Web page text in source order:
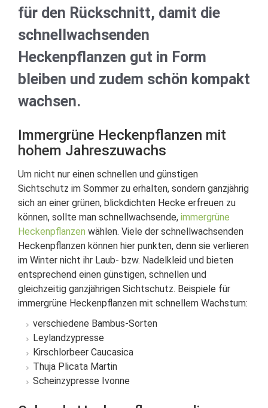
für den Rückschnitt, damit die
schnellwachsenden
Heckenpflanzen gut in Form
bleiben und zudem schön kompakt
wachsen.
Immergrüne Heckenpflanzen mit
hohem Jahreszuwachs
Um nicht nur einen schnellen und günstigen
Sichtschutz im Sommer zu erhalten, sondern ganzjährig
sich an einer grünen, blickdichten Hecke erfreuen zu
können, sollte man schnellwachsende, immergrüne
Heckenpflanzen wählen. Viele der schnellwachsenden
Heckenpflanzen können hier punkten, denn sie verlieren
im Winter nicht ihr Laub- bzw. Nadelkleid und bieten
entsprechend einen günstigen, schnellen und
gleichzeitig ganzjährigen Sichtschutz. Beispiele für
immergrüne Heckenpflanzen mit schnellem Wachstum:
verschiedene Bambus-Sorten
Leylandzypresse
Kirschlorbeer Caucasica
Thuja Plicata Martin
Scheinzypresse Ivonne